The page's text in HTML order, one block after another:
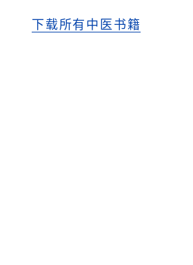
下载所有中医书籍